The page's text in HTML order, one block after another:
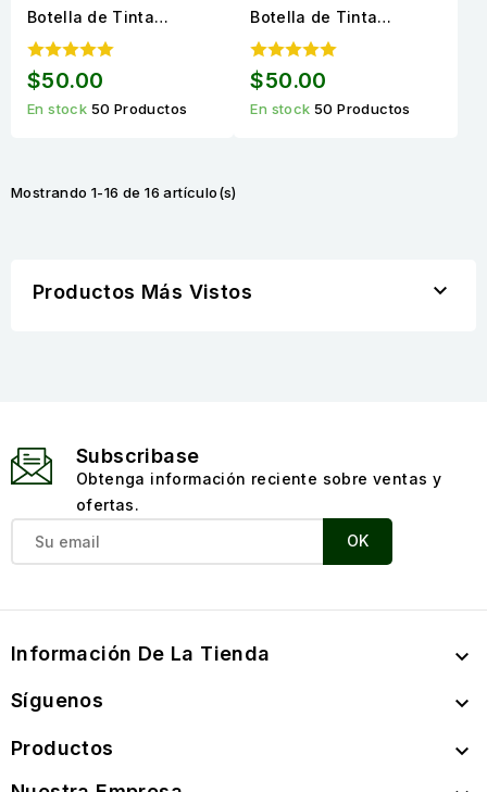
Botella de Tinta
Universal Magenta
ml.
$50.00
En stock 50 Productos
Botella de Tinta
Universal Amarillo
ml.
$50.00
En stock50 Productos
Mostrando 1-16 de 16 artículo(s)
Productos Más Vistos 
Subscribase
Obtenga información reciente sobre ventas y
ofertas.
Información De La Tienda 
Síguenos 
Productos 